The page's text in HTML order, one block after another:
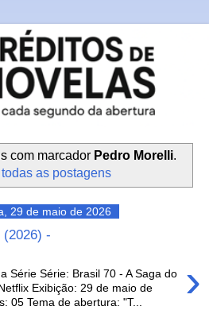
com marcador Pedro Morelli.
todas as postagens
29 de maio de 2026
(2026) -
›
Série Série: Brasil 70 - A Saga do
Exibição: 29 de maio de
05 Tema de abertura: "T...